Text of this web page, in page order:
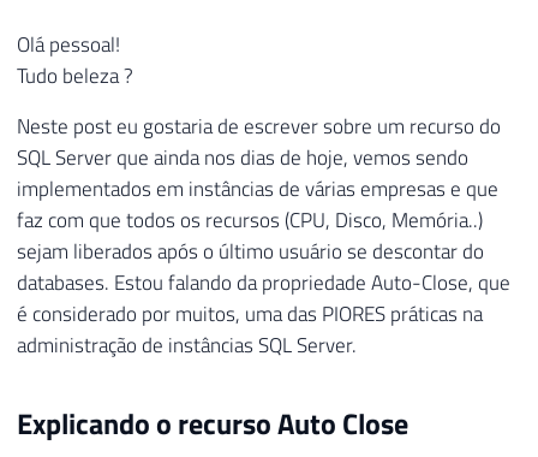
Olá pessoal!
Tudo beleza ?
Neste post eu gostaria de escrever sobre um recurso do
SQL Server que ainda nos dias de hoje, vemos sendo
implementados em instâncias de várias empresas e que
faz com que todos os recursos (CPU, Disco, Memória..)
sejam liberados após o último usuário se descontar do
databases. Estou falando da propriedade Auto-Close, que
é considerado por muitos, uma das PIORES práticas na
administração de instâncias SQL Server.
Explicando o recurso Auto Close